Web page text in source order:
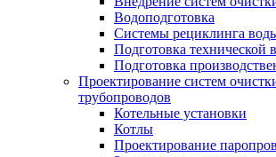
Водоподготовка
Системы рециклинга
Подготовка технической
Подготовка
Проектирование систем
трубопроводов
Котельные установки
Котлы
Проектирование